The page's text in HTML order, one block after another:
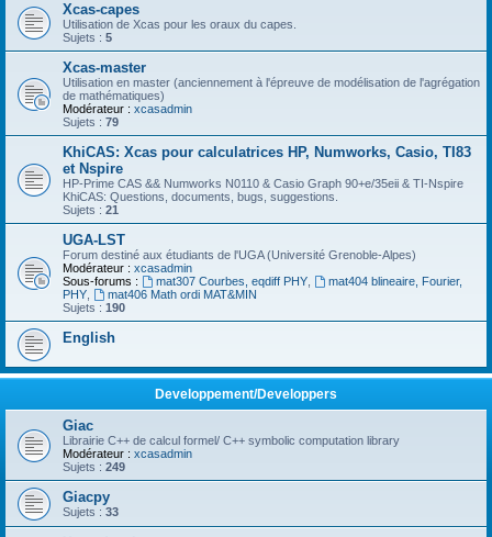
Xcas-capes
Utilisation de Xcas pour les oraux du capes.
Sujets : 5
Xcas-master
Utilisation en master (anciennement à l'épreuve de modélisation de l'agrégation
de mathématiques)
Modérateur : xcasadmin
Sujets : 79
KhiCAS: Xcas pour calculatrices HP, Numworks, Casio, TI83
et Nspire
HP-Prime CAS && Numworks N0110 & Casio Graph 90+e/35eii & TI-Nspire
KhiCAS: Questions, documents, bugs, suggestions.
Sujets : 21
UGA-LST
Forum destiné aux étudiants de l'UGA (Université Grenoble-Alpes)
Modérateur : xcasadmin
Sous-forums :
mat307 Courbes, eqdiff PHY,
mat404 blineaire, Fourier,
PHY
mat406 Math ordi MAT&MIN
Sujets : 190
English
Developpement/Developpers
Giac
Librairie C++ de calcul formel/ C++ symbolic computation library
Modérateur : xcasadmin
Sujets : 249
Giacpy
Sujets : 33